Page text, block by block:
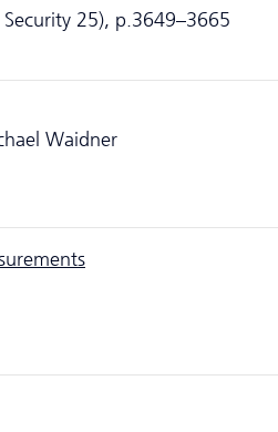
Security 25), p.3649–3665
Waidner